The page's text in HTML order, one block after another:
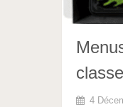
4